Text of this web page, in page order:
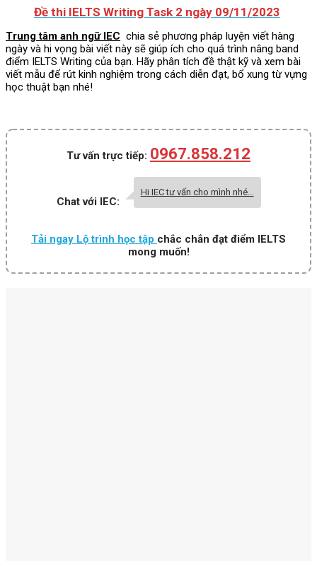
Đề thi IELTS Writing Task 2 ngày 09/11/2023
Trung tâm anh ngữ IEC chia sẻ phương pháp luyện viết hàng
ngày và hi vọng bài viết này sẽ giúp ích cho quá trình nâng band
điểm IELTS Writing của bạn. Hãy phân tích đề thật kỹ và xem bài
viết mẫu để rút kinh nghiệm trong cách diễn đạt, bổ xung từ vựng
học thuật bạn nhé!
Tư vấn trực tiếp: 0967.858.212
Chat với IEC:
Hi IEC tư vấn cho mình nhé...
Tải ngay Lộ trình học tập chắc chắn đạt điểm IELTS
mong muốn!